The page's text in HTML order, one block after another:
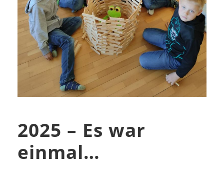
2025 – Es war
einmal…